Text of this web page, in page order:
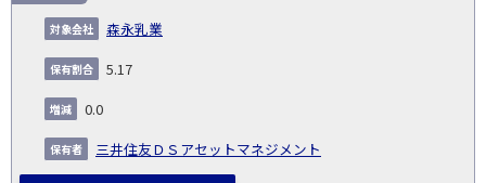
森永乳業
5.17
0.0
三井住友ＤＳアセットマネジメント